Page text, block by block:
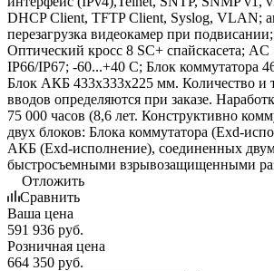
DHCP Client, TFTP Client, Syslog, VLAN;
перезагрузка видеокамер при
Оптический кросс 8 SC+ спайскасета;
IP66/IP67; -60...+40 С; Блок коммутатора
Блок АКБ 433х333х225 мм. Количество и
вводов определяются при заказе.
75 000 часов (8,6 лет. Конструктивно
двух блоков: Блока коммутатора (Exd-
АКБ (Exd-исполнение), соединенных
быстросъемными взрывозащищенными
Отложить
Сравнить
Ваша цена
591 936 руб.
Розничная цена
664 350 руб.